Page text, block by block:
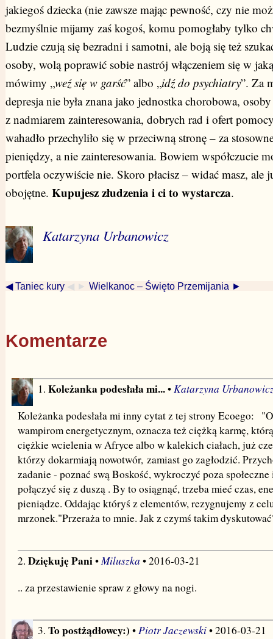
jakiegoś dziecka (nie zawsze mając pewność, czy nie
bezmyślnie mijamy zaś kogoś, komu pomogłaby tylko
Ludzie czują się bezradni i samotni, ale boją się też
osoby, wolą poprawić sobie nastrój włączeniem się w
mówimy „weź się w garść” albo „idź do psychiatry”. Za
depresja nie była znana jako jednostka chorobowa,
z nadmiarem zainteresowania, dobrych rad i ofert
wahadło przechyliło się w przeciwną stronę – za
pieniędzy, a nie zainteresowania. Bowiem współczucie
portfela oczywiście nie. Skoro płacisz – widać masz, ale
obojętne. Kupujesz złudzenia i ci to wystarcza.
Katarzyna Urbanowicz
◀ Taniec kury ◀ ► Wielkanoc – Święto Przemijania ►
Komentarze
1. Koleżanka podesłała mi...•Katarzyna
Koleżanka podesłała mi inny cytat z tej strony Ecoego:
wampirom energetycznym, oznacza też ciężką karmę,
ciężkie wcielenia w Afryce albo w kalekich ciałach, już
którzy dokarmiają nowotwór, zamiast go zagłodzić.
zadanie - poznać swą Boskość, wykroczyć poza
połączyć się z duszą . By to osiągnąć, trzeba mieć czas,
pieniądze. Oddając któryś z elementów, rezygnujemy z
mrzonek."Przeraża to mnie. Jak z czymś takim
2. Dziękuję Pani•Miluszka • 2016-03-21
.. za przestawienie spraw z głowy na nogi.
3. To postżądłowcy:) •Piotr Jaczewski• 2016-03-21